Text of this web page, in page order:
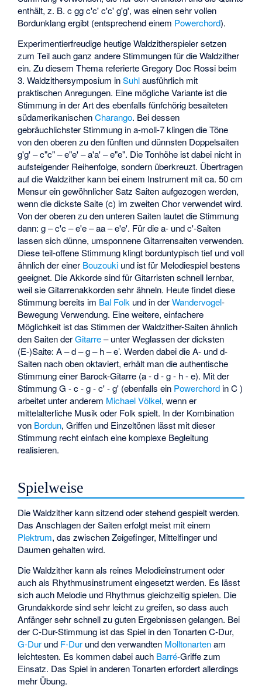
enthält, z. B. c gg c'c' c'c' g'g', was einen sehr vollen
Bordunklang ergibt (entsprechend einem Powerchord).
Experimentierfreudige heutige Waldzitherspieler setzen
zum Teil auch ganz andere Stimmungen für die Waldzither
ein. Zu diesem Thema referierte Gregory Doc Rossi beim
3. Waldzithersymposium inSuhlausführlich mit
praktischen Anregungen. Eine mögliche Variante ist die
Stimmung in der Art des ebenfalls fünfchörig besaiteten
südamerikanischenCharango. Bei dessen
gebräuchlichster Stimmung in a-moll-7 klingen die Töne
von den oberen zu den fünften und dünnsten Doppelsaiten
g'g' – c"c" – e"e' – a'a' – e"e". Die Tonhöhe ist dabei nicht in
aufsteigender Reihenfolge, sondern überkreuzt. Übertragen
auf die Waldzither kann bei einem Instrument mit ca. 50 cm
Mensur ein gewöhnlicher Satz Saiten aufgezogen werden,
wenn die dickste Saite (c) im zweiten Chor verwendet wird.
Von der oberen zu den unteren Saiten lautet die Stimmung
dann: g – c'c – e'e – aa – e'e'. Für die a- und c'-Saiten
lassen sich dünne, umsponnene Gitarrensaiten verwenden.
Diese teil-offene Stimmung klingt borduntypisch tief und voll
ähnlich der einer Bouzouki und ist für Melodiespiel bestens
geeignet. Die Akkorde sind für Gitarristen schnell lernbar,
weil sie Gitarrenakkorden sehr ähneln. Heute findet diese
Stimmung bereits im Bal Folk und in derWandervogel-
Bewegung Verwendung. Eine weitere, einfachere
Möglichkeit ist das Stimmen der Waldzither-Saiten ähnlich
den Saiten derGitarre– unter Weglassen der dicksten
(E-)Saite: A – d – g – h – e’. Werden dabei die A- und d-
Saiten nach oben oktaviert, erhält man die authentische
Stimmung einer Barock-Gitarre (a - d - g - h - e). Mit der
Stimmung G - c - g - c' - g' (ebenfalls ein Powerchord in C )
arbeitet unter anderem Michael Völkel, wenn er
mittelalterliche Musik oder Folk spielt. In der Kombination
von Bordun, Griffen und Einzeltönen lässt mit dieser
Stimmung recht einfach eine komplexe Begleitung
realisieren.
Spielweise
Die Waldzither kann sitzend oder stehend gespielt werden.
Das Anschlagen der Saiten erfolgt meist mit einem
Plektrum, das zwischen Zeigefinger, Mittelfinger und
Daumen gehalten wird.
Die Waldzither kann als reines Melodieinstrument oder
auch als Rhythmusinstrument eingesetzt werden. Es lässt
sich auch Melodie und Rhythmus gleichzeitig spielen. Die
Grundakkorde sind sehr leicht zu greifen, so dass auch
Anfänger sehr schnell zu guten Ergebnissen gelangen. Bei
der C-Dur-Stimmung ist das Spiel in den Tonarten C-Dur,
G-Dur und F-Dur und den verwandten Molltonartenam
leichtesten. Es kommen dabei auch Barré-Griffe zum
Einsatz. Das Spiel in anderen Tonarten erfordert allerdings
mehr Übung.